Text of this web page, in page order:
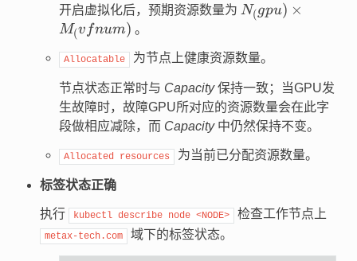
开启虚拟化后，预期资源数量为 N(gpu) ×
M(v fnum) 。
Allocatable 为节点上健康资源数量。
节点状态正常时与 Capacity保持一致；当GPU发
生故障时，故障GPU所对应的资源数量会在此字
段做相应减除，而 Capacity中仍然保持不变。
Allocated resources 为当前已分配资源数量。
标签状态正确
执行 kubectl describe node <NODE> 检查工作节点上
metax-tech.com 域下的标签状态。